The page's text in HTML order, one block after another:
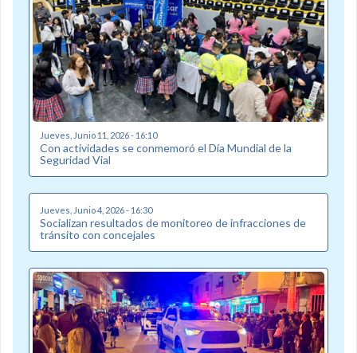
Jueves, Junio 11, 2026 - 16:10
Con actividades se conmemoró el Día Mundial de la
Seguridad Vial
Jueves, Junio 4, 2026 - 16:30
Socializan resultados de monitoreo de infracciones de
tránsito con concejales